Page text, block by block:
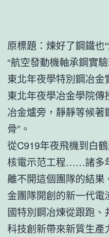
原標題：煉好了鋼鐵也
“航空發動機軸承鋼實
東北年夜學特別鋼冶金
東北年夜學冶金學院
冶金爐旁，靜靜等候著
骨”。
從C919年夜飛機到白
核電示范工程……諸多
離不開這個團隊的結
金團隊開創的新一代
國特別鋼冶煉從跟跑、
科技創新帶來新質生